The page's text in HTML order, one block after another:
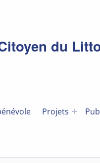
du
Projets